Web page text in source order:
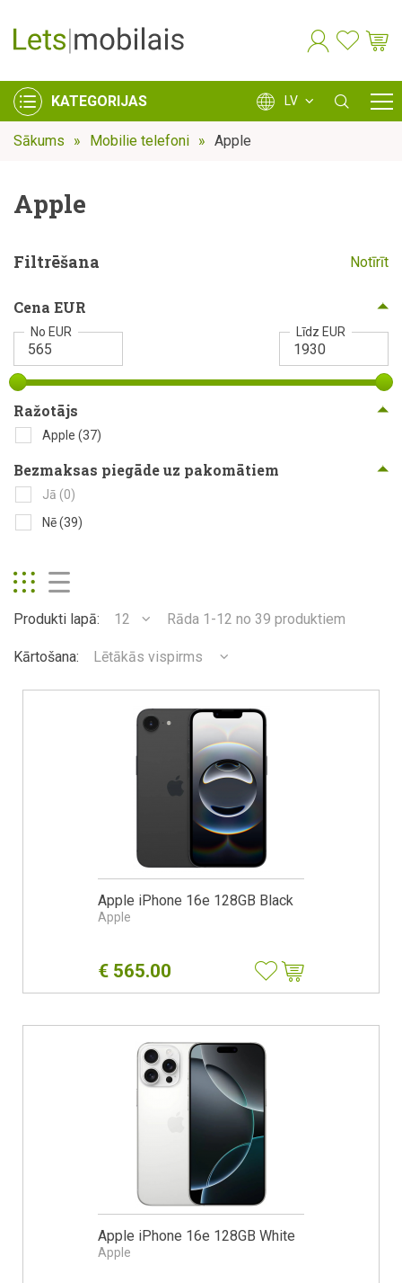
KATEGORIJAS LV
Sākums Mobilie telefoni Apple
Apple
Filtrēšana Notīrīt
Cena EUR
No EUR Līdz EUR
Ražotājs
Apple (37)
Bezmaksas piegāde uz pakomātiem
Jā (0)
Nē(39)
Produkti lapā: 12 Rāda 1-12 no 39 produktiem
Kārtošana: Lētākās vispirms
Apple iPhone 16e 128GB Black
Apple
€ 565.00
Apple iPhone 16e 128GB White
Apple